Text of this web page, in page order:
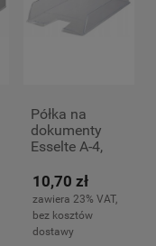
Półka na
dokumenty
Esselte A-4,
10,70 zł
zawiera 23% VAT,
bez kosztów
dostawy